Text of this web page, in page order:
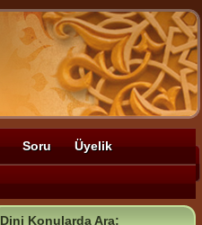
Soru Üyelik
Dini Konularda Ara: